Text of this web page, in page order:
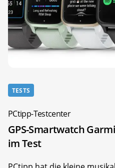
TESTS
PCtipp-Testcenter
GPS-Smartwatch
im Test